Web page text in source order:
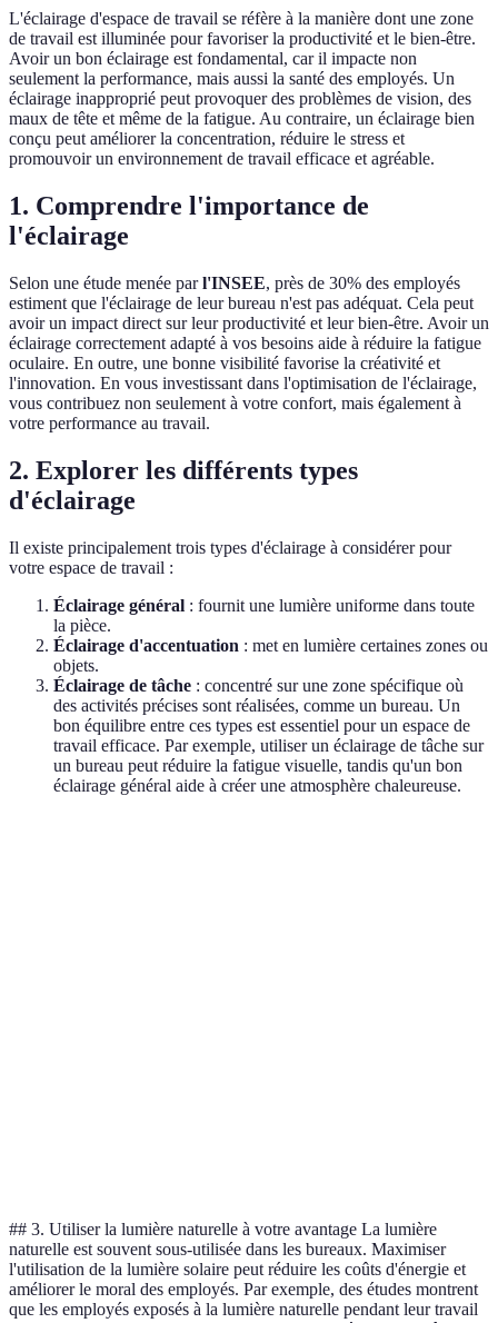
L'éclairage d'espace de travail se réfère à la manière dont une zone
de travail est illuminée pour favoriser la productivité et le bien-être.
Avoir un bon éclairage est fondamental, car il impacte non
seulement la performance, mais aussi la santé des employés. Un
éclairage inapproprié peut provoquer des problèmes de vision, des
maux de tête et même de la fatigue. Au contraire, un éclairage bien
conçu peut améliorer la concentration, réduire le stress et
promouvoir un environnement de travail efficace et agréable.
1. Comprendre l'importance de
l'éclairage
Selon une étude menée parl'INSEE, près de 30% des employés
estiment que l'éclairage de leur bureau n'est pas adéquat. Cela peut
avoir un impact direct sur leur productivité et leur bien-être. Avoir un
éclairage correctement adapté à vos besoins aide à réduire la fatigue
oculaire. En outre, une bonne visibilité favorise la créativité et
l'innovation. En vous investissant dans l'optimisation de l'éclairage,
vous contribuez non seulement à votre confort, mais également à
votre performance au travail.
2. Explorer les différents types
d'éclairage
Il existe principalement trois types d'éclairage à considérer pour
votre espace de travail :
Éclairage général : fournit une lumière uniforme dans toute
la pièce.
Éclairage d'accentuation : met en lumière certaines zones ou
objets.
Éclairage de tâche : concentré sur une zone spécifique où
des activités précises sont réalisées, comme un bureau. Un
bon équilibre entre ces types est essentiel pour un espace de
travail efficace. Par exemple, utiliser un éclairage de tâche sur
un bureau peut réduire la fatigue visuelle, tandis qu'un bon
éclairage général aide à créer une atmosphère chaleureuse.
## 3. Utiliser la lumière naturelle à votre avantage La lumière
naturelle est souvent sous-utilisée dans les bureaux. Maximiser
l'utilisation de la lumière solaire peut réduire les coûts d'énergie et
améliorer le moral des employés. Par exemple, des études montrent
que les employés exposés à la lumière naturelle pendant leur travail